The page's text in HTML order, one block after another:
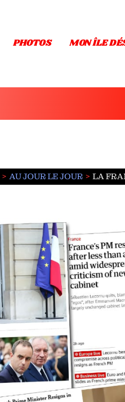
PHOTOS MON ÎLE
AU JOUR LE JOUR LA